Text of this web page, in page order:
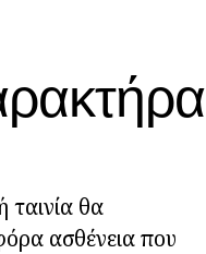
ταινία θα
ασθένεια που